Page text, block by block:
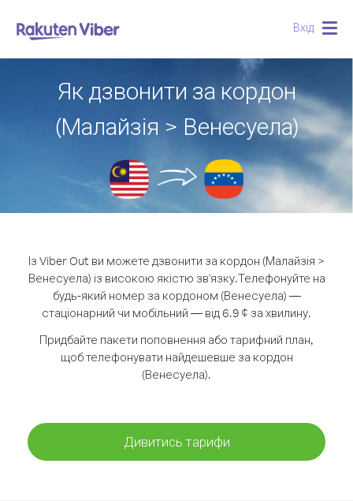
Вхід
Як дзвонити за кордон
(Малайзія > Венесуела)
Із Viber Out ви можете дзвонити за кордон (Малайзія >
Венесуела) із високою якістю зв'язку.Телефонуйте на
будь-який номер за кордоном (Венесуела) —
стаціонарний чи мобільний — від 6.9 ¢ за хвилину.
Придбайте пакети поповнення або тарифний план,
щоб телефонувати найдешевше за кордон
(Венесуела).
Дивитись тарифи